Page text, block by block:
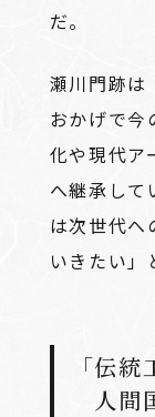
だ。
瀬川門跡は
おかげで今
化や現代ア
へ継承して
は次世代へ
いきたい」
「伝
人間